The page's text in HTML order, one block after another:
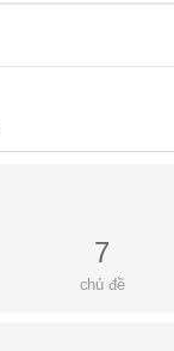
7
chủ đề